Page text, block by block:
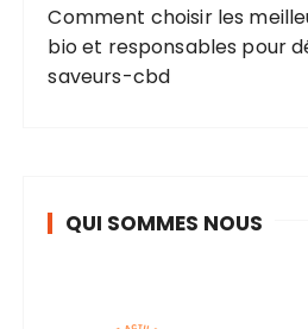
Comment choisir les
bio et responsables pour
saveurs-cbd
QUI SOMMES NOUS